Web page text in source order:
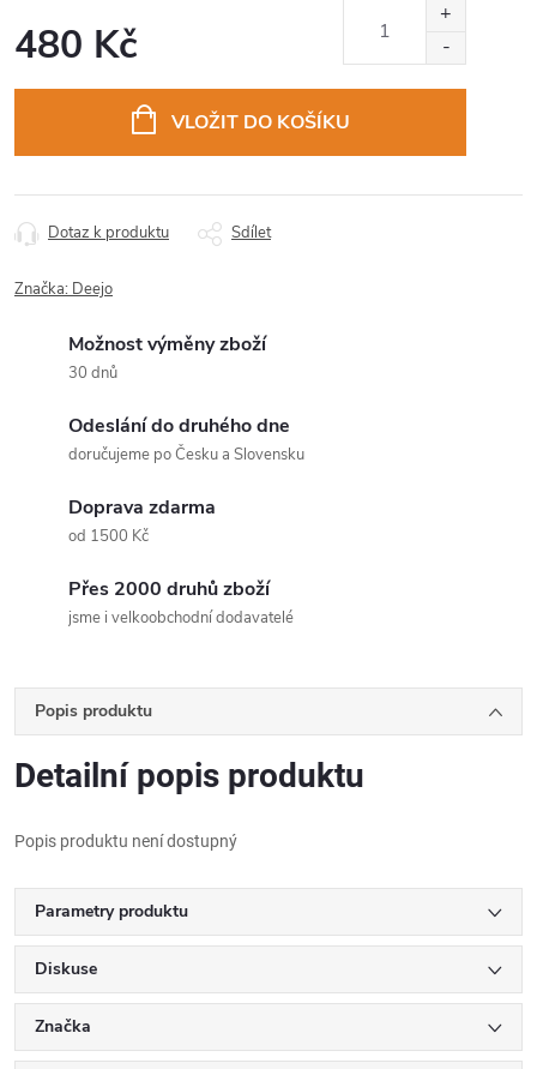
480 Kč
VLOŽIT DO KOŠÍKU
Dotaz k produktu Sdílet
Značka: Deejo
Možnost výměny zboží
30 dnů
Odeslání do druhého dne
doručujeme po Česku a Slovensku
Doprava zdarma
od 1500 Kč
Přes 2000 druhů zboží
jsme i velkoobchodní dodavatelé
Popis produktu
Detailní popis produktu
Popis produktu není dostupný
Parametry produktu
Diskuse
Značka